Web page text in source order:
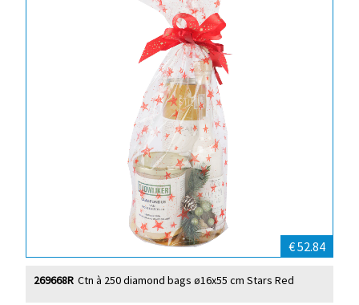
€ 52.84
Ctn à 250 diamond bags ø16x55 cm Stars Red
269668R